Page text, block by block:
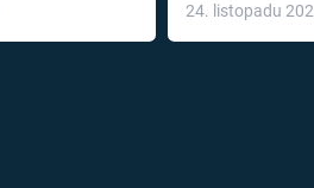
léky
24. listopadu